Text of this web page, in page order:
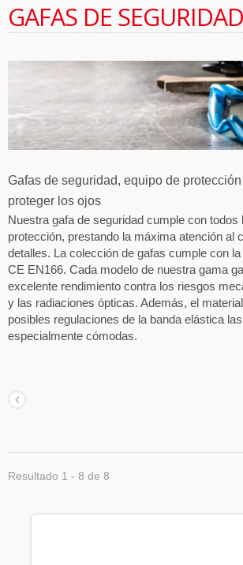
GAFAS DE SEGURIDAD
Gafas de seguridad, equipo de
proteger los ojos
Nuestra gafa de seguridad cumple con todos
protección, prestando la máxima atención al
detalles. La colección de gafas cumple con
CE EN166. Cada modelo de nuestra gama
excelente rendimiento contra los riesgos
y las radiaciones ópticas. Además, el
posibles regulaciones de la banda elástica
especialmente cómodas.
Resultado 1 - 8 de 8